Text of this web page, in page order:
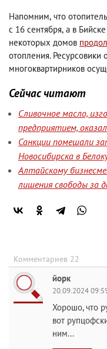
Напомним, что
с 16 сентября, а в
некоторых домов
отопления. Ресурсовики
многоквартирников
Сейчас читают
Сливочное масло,
предприятием,
Санкции помешали
Новосибирска в
Алтайскому
лишения свободы за
Комментариев 22
йорк
20.09.2024
Хорошо, что
вот
ним...